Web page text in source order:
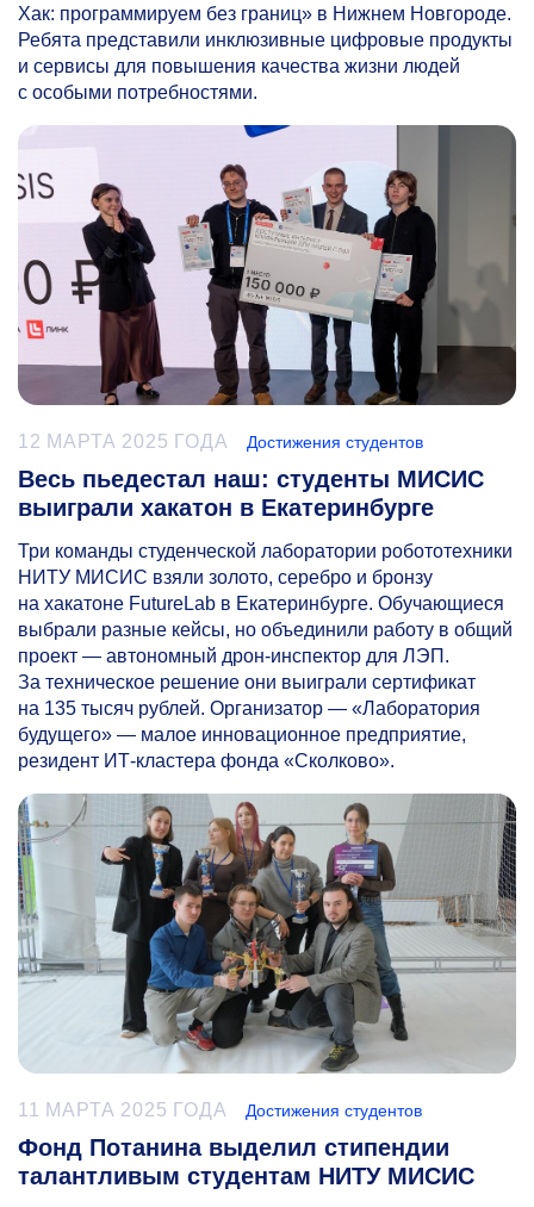
Хак: программируем без границ» в Нижнем Новгороде.
Ребята представили инклюзивные цифровые продукты
и сервисы для повышения качества жизни людей
с особыми потребностями.
12 МАРТА 2025 ГОДА Достижения студентов
Весь пьедестал наш: студенты МИСИС
выиграли хакатон в Екатеринбурге
Три команды студенческой лаборатории робототехники
НИТУ МИСИС взяли золото, серебро и бронзу
на хакатоне FutureLab в Екатеринбурге. Обучающиеся
выбрали разные кейсы, но объединили работу в общий
проект — автономный дрон-инспектор для ЛЭП.
За техническое решение они выиграли сертификат
на 135 тысяч рублей. Организатор — «Лаборатория
будущего» — малое инновационное предприятие,
резидент ИТ-кластера фонда «Сколково».
11 МАРТА 2025 ГОДА Достижения студентов
Фонд Потанина выделил стипендии
талантливым студентам НИТУ МИСИС